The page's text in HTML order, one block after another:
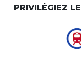
PRIVILÉGIEZ